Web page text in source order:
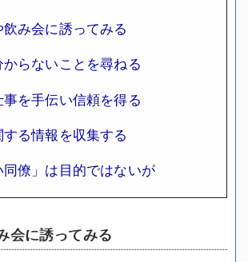
み会に誘ってみる
らないことを尋ねる
を手伝い信頼を得る
る情報を収集する
同僚」は目的ではないが
会に誘ってみる